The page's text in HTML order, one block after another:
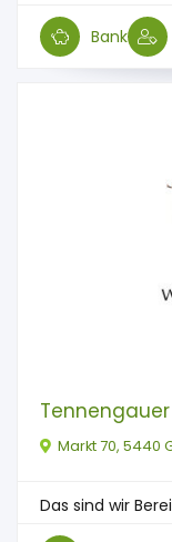
Bank
Markt 70, 5440
Das sind wir